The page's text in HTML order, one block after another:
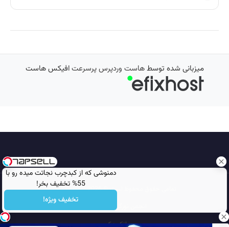
دمنوشی که از کبدچرب نجاتت میده رو با
55% تخفیف بخر!
تخفیف ویژه!
میزبانی شده توسطهاست وردپرس پرسرعتافیکس هاست
تمامی حقوق محفوظ است © 2026
مجله نورگرام
انجمن نورگرام
بانک عکس